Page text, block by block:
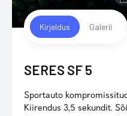
Kirjeldus Galerii
SERES SF 5
Sportauto
Kiirendus 3,5 sekundit.